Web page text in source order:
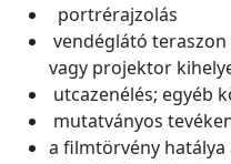
portrérajzolás
vendéglátó teraszon
vagy projektor
utcazenélés; egyéb
mutatványos
a filmtörvény